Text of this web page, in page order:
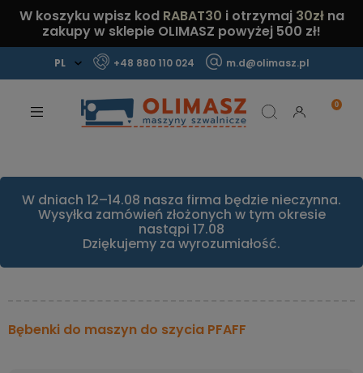
W koszyku wpisz kod RABAT30 i otrzymaj 30złna
zakupy w sklepie OLIMASZ powyżej 500 zł!
+48 880 110 024 m.d@olimasz.pl
Sprawdź!
W dniach 12–14.08 nasza firma będzie nieczynna.
Wysyłka zamówień złożonych w tym okresie
nastąpi 17.08
Dziękujemy za wyrozumiałość.
Bębenki do maszyn do szycia PFAFF